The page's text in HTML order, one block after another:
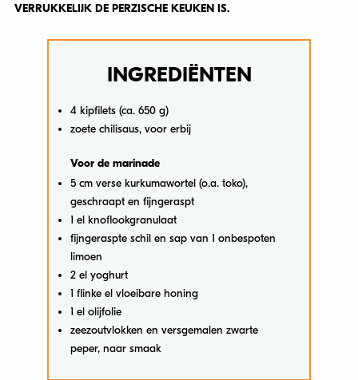
VERRUKKELIJK DE PERZISCHE KEUKEN IS.
INGREDIËNTEN
4 kipfilets (ca. 650 g)
zoete chilisaus, voor erbij
Voor de marinade
5 cm verse kurkumawortel (o.a. toko),
geschraapt en fijngeraspt
1 el knoflookgranulaat
fijngeraspte schil en sap van 1 onbespoten
limoen
2 el yoghurt
1 flinke el vloeibare honing
1 el olijfolie
zeezoutvlokken en versgemalen zwarte
peper, naar smaak